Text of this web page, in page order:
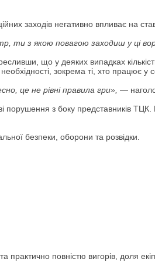
заходів негативно впливає на
ти з якою повагою заходиш у ці
що у деяких випадках
зокрема ті, хто працює
це не рівні правила гри», —
порушення з боку представників
безпеки, оборони та розвідки.
повністю вигорів, доля